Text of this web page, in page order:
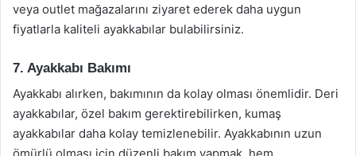
veya outlet mağazalarını ziyaret ederek daha uygun
fiyatlarla kaliteli ayakkabılar bulabilirsiniz.
7. Ayakkabı Bakımı
Ayakkabı alırken, bakımının da kolay olması önemlidir. Deri
ayakkabılar, özel bakım gerektirebilirken, kumaş
ayakkabılar daha kolay temizlenebilir. Ayakkabının uzun